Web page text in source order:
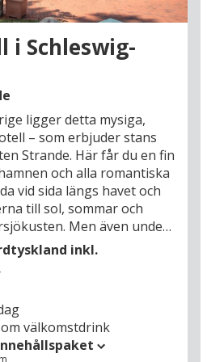
fram sitt stora världsarv:
praktarkitektur,
sju pampiga kyrkor och
en avkopplande och
i Nordtyskland!
i Schleswig-
ligger detta mysiga,
– som erbjuder stans
Strande. Här får du en fin
och alla romantiska
vid sida längs havet och
till sol, sommar och
Men även under
idealisk miljö för en härlig
faller helt ner under
de brusande vågorna. Här
varandra, hotellet står för
och du kan med gott
att sitta och titta på de
mot Kielkanalen. Det finns
inkl.
välkomstdrink